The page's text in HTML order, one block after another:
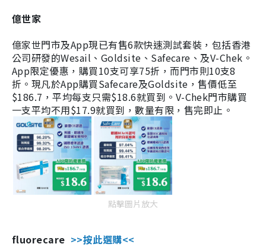
億世家
億家世門市及App現已有售6款快速測試套裝，包括香港
公司研發的Wesail、Goldsite、Safecare、及V-Chek。
App限定優惠，購買10支可享75折，而門市則10支8
折。現凡於App購買Safecare及Goldsite，售價低至
$186.7，平均每支只需$18.6就買到。V-Chek門市購買
一支平均不用$17.9就買到，數量有限，售完即止。
點擊圖片放大
fluorecare >>按此選購<<